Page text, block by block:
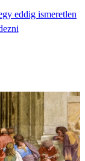
eddig ismeretlen